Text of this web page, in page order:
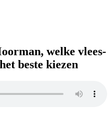
welke vlees-
beste kiezen